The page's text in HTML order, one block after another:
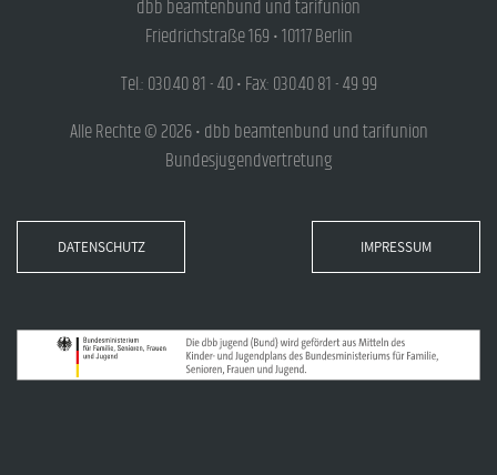
dbb beamtenbund und tarifunion
Friedrichstraße 169 • 10117 Berlin
Tel.: 030.40 81 - 40 • Fax: 030.40 81 - 49 99
Alle Rechte © 2026 • dbb beamtenbund und tarifunion
Bundesjugendvertretung
DATENSCHUTZ IMPRESSUM